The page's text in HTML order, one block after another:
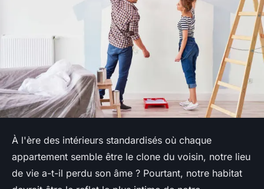
À l'ère des intérieurs standardisés où chaque
appartement semble être le clone du voisin, notre lieu
de vie a-t-il perdu son âme ? Pourtant, notre habitat